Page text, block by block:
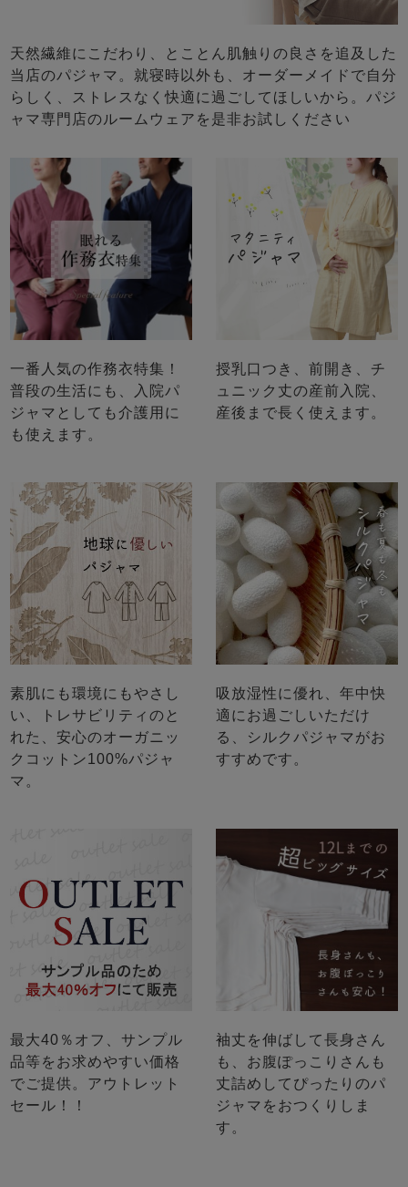
天然繊維にこだわり、とことん肌触りの良さを追及した
当店のパジャマ。就寝時以外も、オーダーメイドで自分
らしく、ストレスなく快適に過ごしてほしいから。パジ
ャマ専門店のルームウェアを是非お試しください
一番人気の作務衣特集！
普段の生活にも、入院パ
ジャマとしても介護用に
も使えます。
授乳口つき、前開き、チ
ュニック丈の産前入院、
産後まで長く使えます。
素肌にも環境にもやさし
い、トレサビリティのと
れた、安心のオーガニッ
クコットン100%パジャ
マ。
吸放湿性に優れ、年中快
適にお過ごしいただけ
る、シルクパジャマがお
すすめです。
最大40％オフ、サンプル
品等をお求めやすい価格
でご提供。アウトレット
セール！！
袖丈を伸ばして長身さん
も、お腹ぽっこりさんも
丈詰めしてぴったりのパ
ジャマをおつくりしま
す。